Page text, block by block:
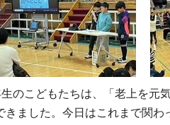
のこどもたちは、「老上を元
きました。今日はこれまで関